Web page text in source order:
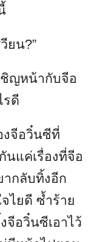
ยน?”
ชิญหน้ากับจีอ
รดี
งจีอวิ๋นซีที่
นแค่เรื่องที่จีอ
ากลับทิ้งอีก
ไยดี ซ้ำร้าย
จีอวิ๋นซีเอาไว้